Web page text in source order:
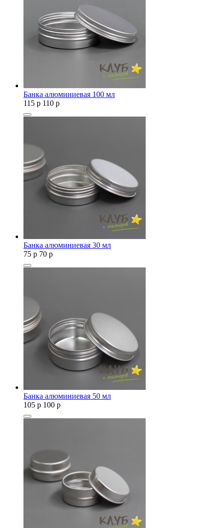
Банка алюминиевая 100 мл
115 p 110 p
Банка алюминиевая 30 мл
75 p 70 p
Банка алюминиевая 50 мл
105 p 100 p